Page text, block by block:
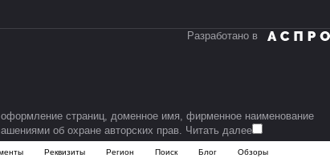
Разработано в
страниц, доменное имя, фирменное наименование
об охране авторских прав. Читать далее
Реквизиты Регион Поиск Блог Обзоры